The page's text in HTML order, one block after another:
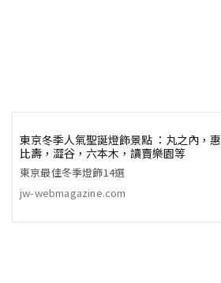
東京冬季人氣聖誕燈飾景點 ：丸之內，惠
比壽，澀谷，六本木，讀賣樂園等
東京最佳冬季燈飾14選
jw-webmagazine.com